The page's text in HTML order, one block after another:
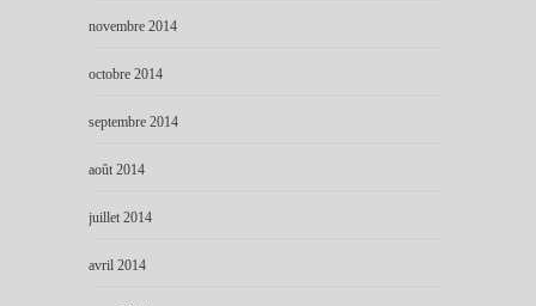
novembre 2014
octobre 2014
septembre 2014
août 2014
juillet 2014
avril 2014